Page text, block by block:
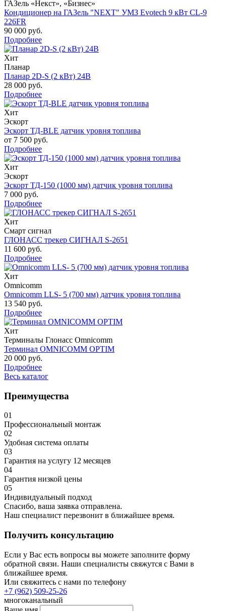
ГАЗель «Некст», «Бизнес»
Кондиционер на ГАЗель "NEXT" УМЗ Evotech 9 кВт CL-9
226FR
90 000 руб.
Подробнее
Хит
Планар
Планар 2D-S (2 кВт) 24В
28 000 руб.
Подробнее
Хит
Эскорт
Эскорт ТД-BLE датчик уровня топлива
от 7 500 руб.
Подробнее
Хит
Эскорт
Эскорт ТД-150 (1000 мм) датчик уровня топлива
7 000 руб.
Подробнее
Хит
Смарт сигнал
ГЛОНАСС трекер СИГНАЛ S-2651
11 600 руб.
Подробнее
Хит
Omnicomm
Omnicomm LLS- 5 (700 мм) датчик уровня топлива
13 540 руб.
Подробнее
Хит
Терминалы Глонасс Omnicomm
Терминал OMNICOMM OPTIM
20 000 руб.
Подробнее
Весь каталог
Преимущества
01
Профессиональный монтаж
02
Удобная система оплаты
03
Гарантия на услугу 12 месяцев
04
Гарантия низкой цены
05
Индивидуальный подход
Спасибо, ваша заявка отправлена.
Наш специалист перезвонит в ближайшее время.
Получить консультацию
Если у Вас есть вопросы вы можете заполните форму
обратной связи. Наши специалисты свяжутся с Вами в
ближайшее время.
Или свяжитесь с нами по телефону
+7 (962) 509-25-26
многоканальный